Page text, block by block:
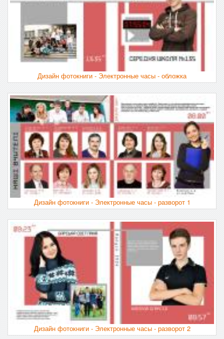
Дизайн фотокниги - Электронные часы - обложка
Дизайн фотокниги - Электронные часы - разворот 1
Дизайн фотокниги - Электронные часы - разворот 2